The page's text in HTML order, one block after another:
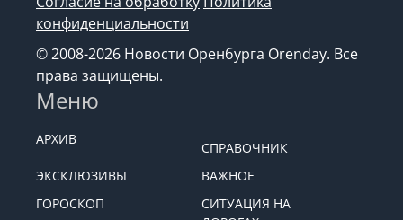
конфиденциальности
© 2008-2026 Новости Оренбурга Orenday. Все
права защищены.
Меню
АРХИВ
СПРАВОЧНИК
ЭКСКЛЮЗИВЫ
ВАЖНОЕ
ГОРОСКОП
СИТУАЦИЯ НА